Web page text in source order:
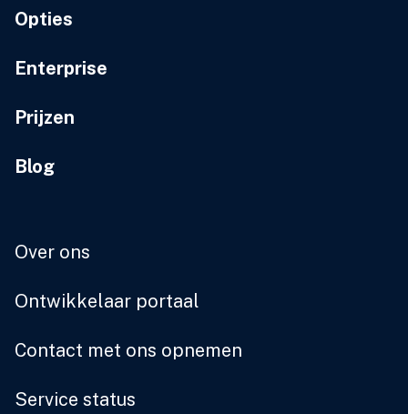
Opties
Enterprise
Prijzen
Blog
Over ons
Ontwikkelaar portaal
Contact met ons opnemen
Service status